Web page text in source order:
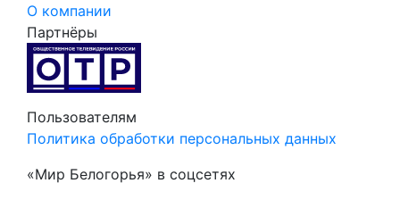
О компании
Партнёры
Пользователям
Политика обработки персональных данных
«Мир Белогорья» в соцсетях